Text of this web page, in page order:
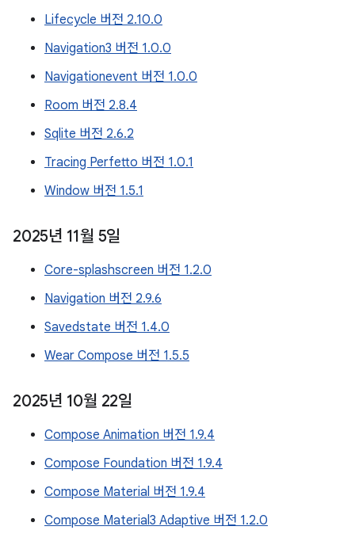
Lifecycle 버전 2.10.0
Navigation3 버전 1.0.0
Navigationevent 버전 1.0.0
Room 버전 2.8.4
Sqlite 버전 2.6.2
Tracing Perfetto 버전 1.0.1
Window 버전 1.5.1
2025년 11월 5일
Core-splashscreen 버전 1.2.0
Navigation 버전 2.9.6
Savedstate 버전 1.4.0
Wear Compose 버전 1.5.5
2025년 10월 22일
Compose Animation 버전 1.9.4
Compose Foundation 버전 1.9.4
Compose Material 버전 1.9.4
Compose Material3 Adaptive 버전 1.2.0